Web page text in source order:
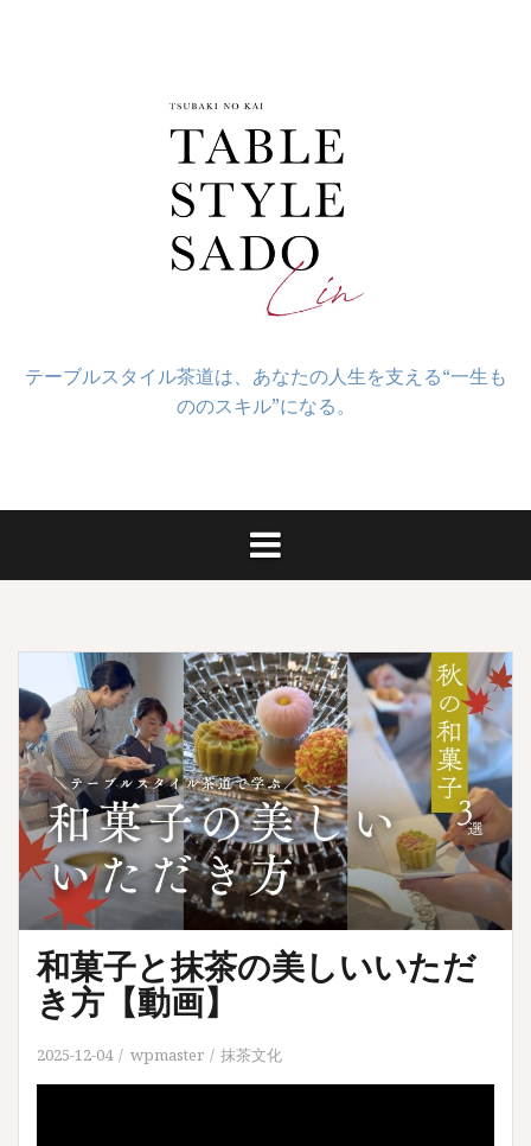
テーブルスタイル茶道は、あなたの人生を支える“一生も
ののスキル”になる。
和菓子と抹茶の美しいいただ
き方【動画】
2025-12-04 wpmaster 抹茶文化